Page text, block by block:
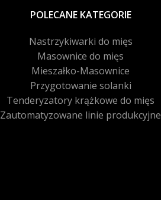
POLECANE KATEGORIE
Nastrzykiwarki do mięs
Masownice do mięs
Mieszałko-Masownice
Przygotowanie solanki
Tenderyzatory krążkowe do mięs
Zautomatyzowane linie produkcyjne